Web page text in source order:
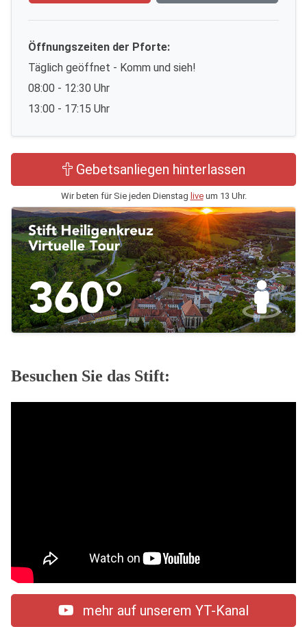
Öffnungszeiten der Pforte:
Täglich geöffnet - Komm und sieh!
08:00 - 12:30 Uhr
13:00 - 17:15 Uhr
Gebetsanliegen hinterlassen
Wir beten für Sie jeden Dienstag liveum 13 Uhr.
Besuchen Sie das Stift:
mehr auf unserem YT-Kanal